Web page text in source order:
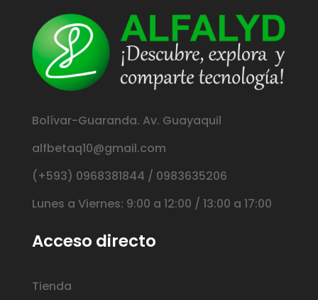
Bolívar-Guaranda. Av. Guayaquil
alfbetaq10@gmail.com
(+593) 0968381844 / 0983635206
Lunes a Viernes: 9:00 a 12:00 / 13:00 a 17:00
Acceso directo
Tienda